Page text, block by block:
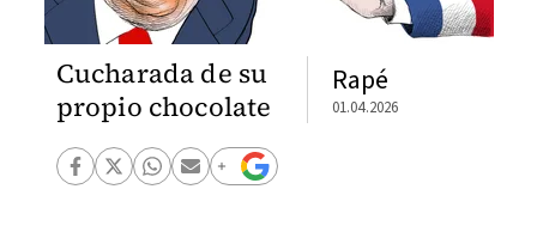
Cucharada de su
propio chocolate
Rapé
01.04.2026